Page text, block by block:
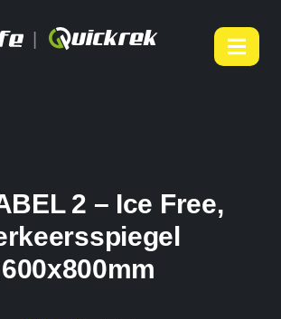
2 – Ice Free,
600x800mm